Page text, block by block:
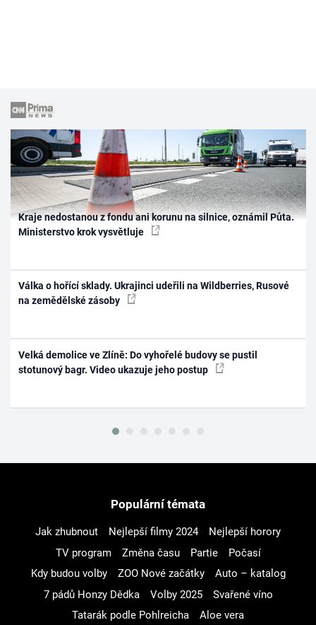
Kraje nedostanou z fondu ani korunu na silnice, oznámil Půta.
Ministerstvo krok vysvětluje
Válka o hořící sklady. Ukrajinci udeřili na Wildberries, Rusové
na zemědělské zásoby
Velká demolice ve Zlíně: Do vyhořelé budovy se pustil
stotunový bagr. Video ukazuje jeho postup
Populární témata
Jak zhubnout Nejlepší filmy 2024
Nejlepší horory
TV program
Změna času Partie
Počasí
Kdy budou volby
ZOO Nové začátky
Auto – katalog
7 pádů Honzy Dědka
Volby 2025
Svařené víno
Tatarák podle Pohlreicha
Aloe vera